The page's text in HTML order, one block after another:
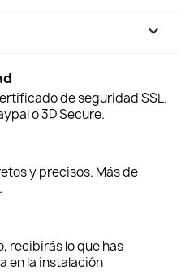

de seguridad SSL.
o 3D Secure.
y precisos. Más de
recibirás lo que has
en la instalación